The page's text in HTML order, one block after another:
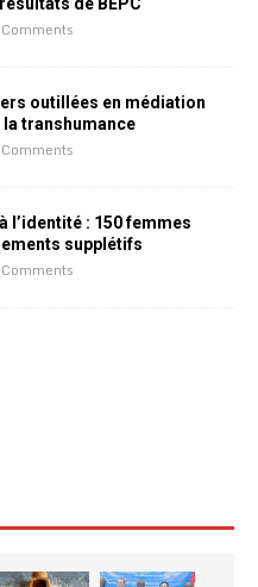
outillées en médiation
transhumance
l’identité : 150 femmes
supplétifs